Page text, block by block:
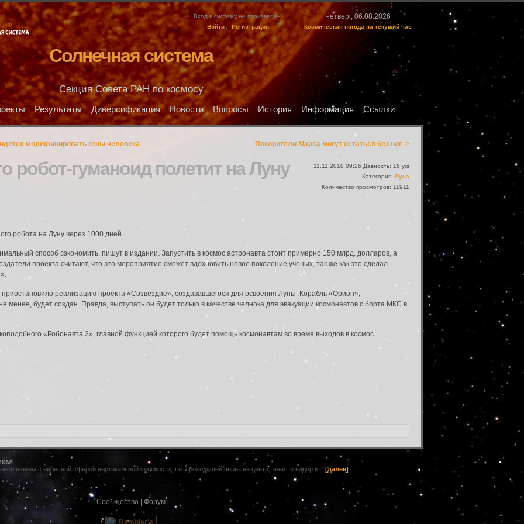
Четверг, 06.08.2026
Космическая погода на текущий час
Вход в систему не произведен
Войти / Регистрация
Солнечная система
Секция Совета РАН по космосу
Результаты Диверсификация Новости Вопросы История Информация Ссылки
Покорители Марса могут остаться без ног >
модифицировать гены человека
11.11.2010 09:26 Давность: 16 yrs
Категория: Луна
Количество просмотров: 11911
робот-гуманоид полетит на Луну
робота на Луну через 1000 дней.
способ сэкономить, пишут в издании. Запустить в космос астронавта стоит примерно 150 млрд. долларов, а
проекта считают, что это мероприятие сможет вдохновить новое поколение ученых, так же как это сделал
реализацию проекта «Созвездие», создававшегося для освоения Луны. Корабль «Орион»,
менее, будет создан. Правда, выступать он будет только в качестве челнока для эвакуации космонавтов с борта МКС в
«Робонавта 2», главной функцией которого будет помощь космонавтам во время выходов в космос.
с небесной сферой вертикальной плоскости, т.е. проходящей через ее центр, зенит и надир и...[далее]
Сообщество Форум